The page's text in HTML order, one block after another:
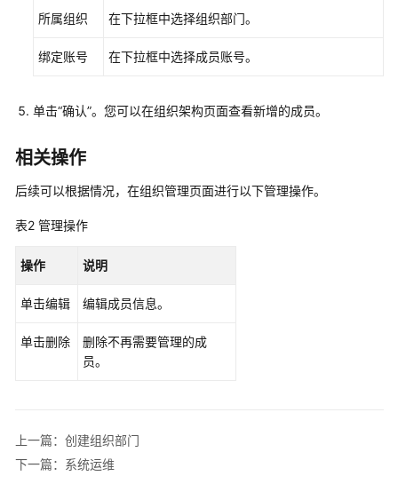
服
库
全
审
计
数
全
密
数
所属组织 在下拉框中选择组织部门。
绑定账号 在下拉框中选择成员账号。
单击“确认”。您可以在组织架构页面查看新增的成员。
相关操作
后续可以根据情况，在组织管理页面进行以下管理操作。
表2 管理操作
操作 说明
单击编辑 编辑成员信息。
单击删除
删除不再需要管理的成
员。
上一篇：创建组织部门
下一篇：系统运维